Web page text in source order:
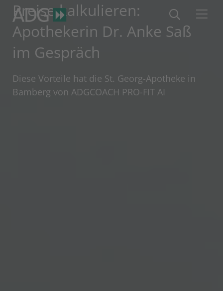
Preise kalkulieren:
Apothekerin Dr. Anke Saß
im Gespräch
Diese Vorteile hat die St. Georg-Apotheke in
Bamberg von ADGCOACH PRO-FIT AI